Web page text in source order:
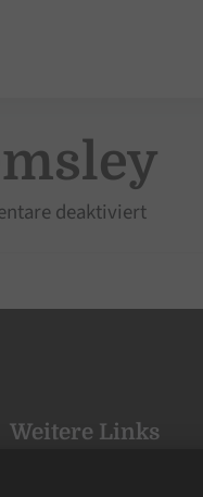
deaktiviertfür
Weitere Links